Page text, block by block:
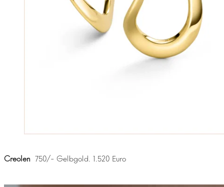
Creolen 750/- Gelbgold. 1.520 Euro